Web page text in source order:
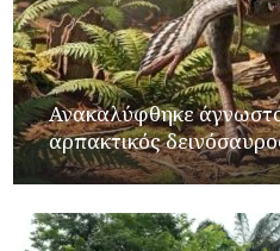
Ανακαλύφθηκε
αρπακτικός